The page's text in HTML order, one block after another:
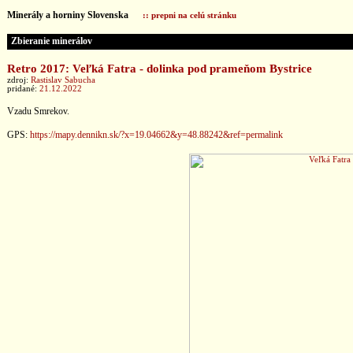
Minerály a horniny Slovenska :: prepni na celú stránku
Zbieranie minerálov
Retro 2017: Veľká Fatra - dolinka pod prameňom Bystrice
zdroj: Rastislav Sabucha
pridané: 21.12.2022
Vzadu Smrekov.
GPS: https://mapy.dennikn.sk/?x=19.04662&y=48.88242&ref=permalink